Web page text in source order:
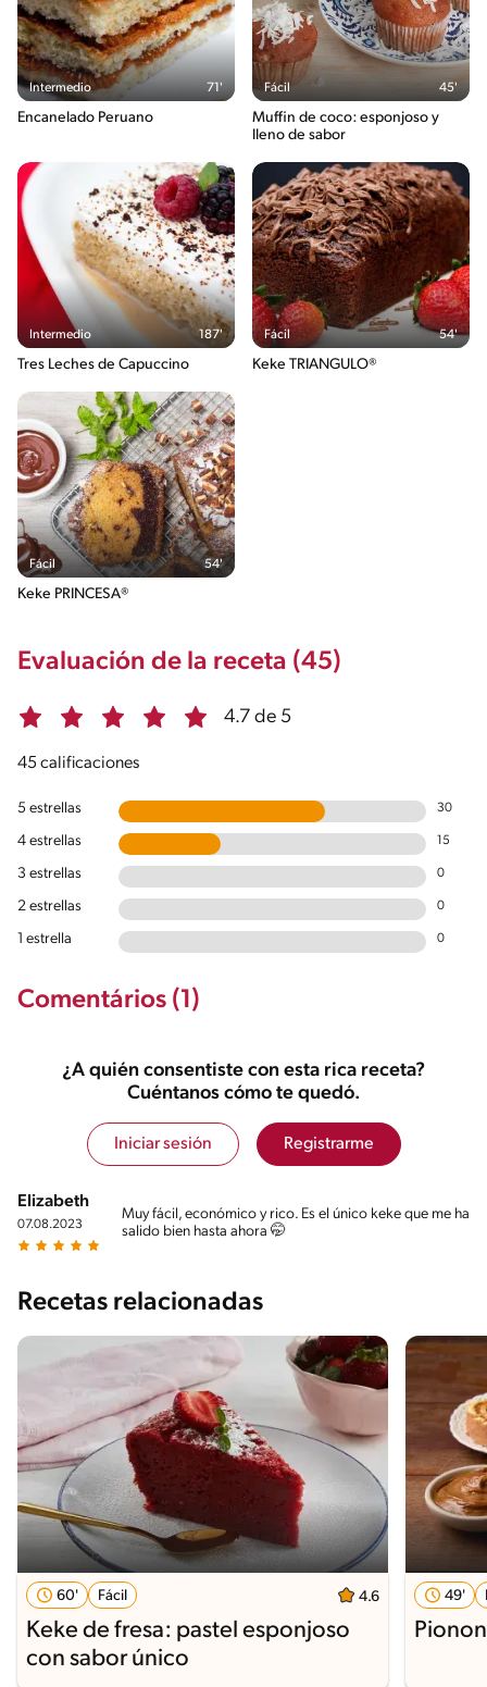
Intermedio 71'
Encanelado Peruano
Fácil 45'
Muffin de coco: esponjoso y
lleno de sabor
Intermedio 187'
Tres Leches de Capuccino
Fácil 54'
Keke TRIANGULO®
Fácil 54'
Keke PRINCESA®
Evaluación de la receta (45)
4.7 de 5
45 calificaciones
5 estrellas 30
4 estrellas 15
3 estrellas 0
2 estrellas 0
1 estrella 0
Comentários (1)
¿A quién consentiste con esta rica receta?
Cuéntanos cómo te quedó.
Iniciar sesión Registrarme
Elizabeth
07.08.2023
Muy fácil, económico y rico. Es el único keke que me ha
salido bien hasta ahora 🤭
Recetas relacionadas
60' Fácil 4.6
Keke de fresa: pastel esponjoso
con sabor único
49'